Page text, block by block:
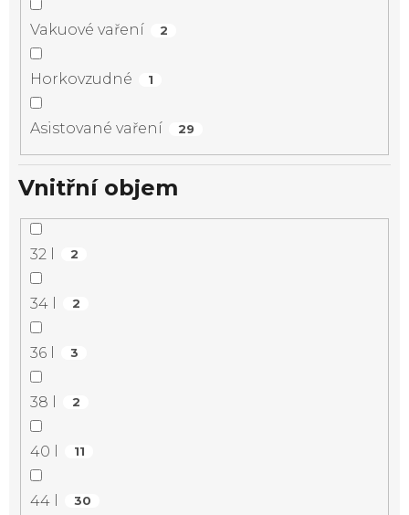
Vakuové vaření 2
Horkovzudné 1
Asistované vaření 29
Vnitřní objem
32 l 2
34 l 2
36 l 3
38 l 2
40 l 11
44 l 30